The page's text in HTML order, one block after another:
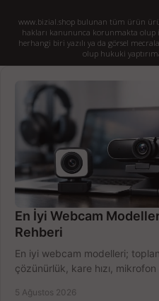
www.bizial.shop bulunan tüm ürün
hakları kanununca korunmakta olup
herhangi biri yazılı ya da görsel
olup hukuki
En İyi Webcam
Rehberi
En iyi webcam modelleri;
çözünürlük, kare hızı, mikrofon
5 Ağustos 2026